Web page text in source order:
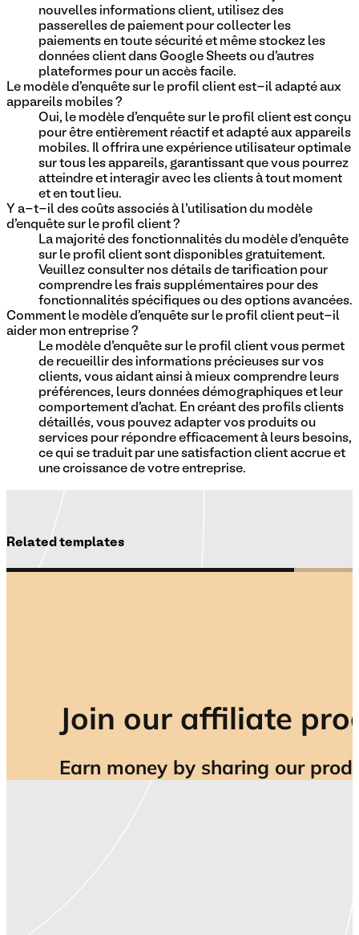
nouvelles informations client, utilisez des
passerelles de paiement pour collecter les
paiements en toute sécurité et même stockez les
données client dans Google Sheets ou d'autres
plateformes pour un accès facile.
Le modèle d'enquête sur le profil client est-il adapté aux
appareils mobiles ?
Oui, le modèle d'enquête sur le profil client est conçu
pour être entièrement réactif et adapté aux appareils
mobiles. Il offrira une expérience utilisateur optimale
sur tous les appareils, garantissant que vous pourrez
atteindre et interagir avec les clients à tout moment
et en tout lieu.
Y a-t-il des coûts associés à l'utilisation du modèle
d'enquête sur le profil client ?
La majorité des fonctionnalités du modèle d'enquête
sur le profil client sont disponibles gratuitement.
Veuillez consulter nos détails de tarification pour
comprendre les frais supplémentaires pour des
fonctionnalités spécifiques ou des options avancées.
Comment le modèle d'enquête sur le profil client peut-il
aider mon entreprise ?
Le modèle d'enquête sur le profil client vous permet
de recueillir des informations précieuses sur vos
clients, vous aidant ainsi à mieux comprendre leurs
préférences, leurs données démographiques et leur
comportement d'achat. En créant des profils clients
détaillés, vous pouvez adapter vos produits ou
services pour répondre efficacement à leurs besoins,
ce qui se traduit par une satisfaction client accrue et
une croissance de votre entreprise.
Related templates